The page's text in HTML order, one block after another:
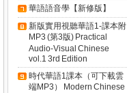
華語語音學【新修版】
新版實用視聽華語1-課本附
MP3 (第3版) Practical
Audio-Visual Chinese
vol.1 3rd Edition
時代華語1課本（可下載雲
端MP3） Modern Chinese